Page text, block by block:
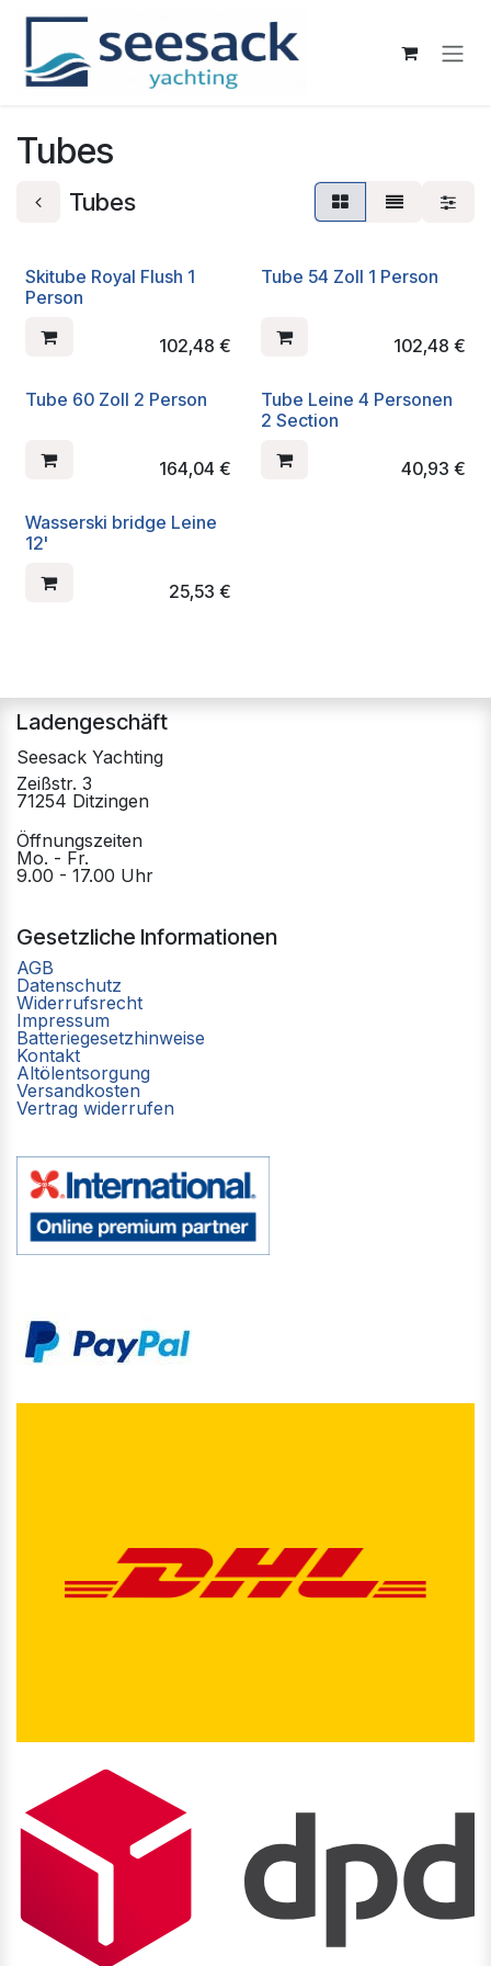
Zum Inhalt springen
Tubes
Tubes
Skitube Royal Flush 1
Person
102,48 €
Tube 54 Zoll 1 Person
102,48 €
Tube 60 Zoll 2 Person
164,04 €
Tube Leine 4 Personen
2 Section
40,93 €
Wasserski bridge Leine
12'
25,53 €
Ladengeschäft
Seesack Yachting
Zeißstr. 3
71254 Ditzingen
Öffnungszeiten
Mo. - Fr.
9.00 - 17.00 Uhr
Gesetzliche Informationen
AGB
Datenschutz
Widerrufsrecht
Impressum
Batteriegesetzhinweise
Kontakt
Altölentsorgung
Versandkosten
Vertrag widerrufen